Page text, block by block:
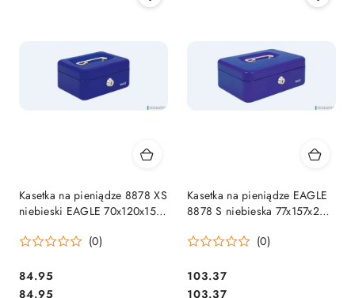
Kasetka na pieniądze 8878 XS
niebieski EAGLE 70x120x153
(0)
Cena:
84.95
Cena:
84.95
Kasetka na pieniądze EAGLE
8878 S niebieska 77x157x207
(0)
Cena:
103.37
Cena:
103.37